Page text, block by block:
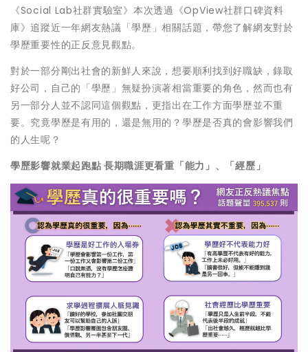
《Social Lab社群實驗室》本次透過《OpView社群口碑資料
庫》追蹤近一年網友熱議「學歷」相關話題，帶您了解網友對於
學歷重要性的正反意見觀點。
對於一部分剛出社會的新鮮人來說，想要順利找到好職缺，錄取
好公司，自己的「學歷」無疑扮演著相當重要的角色，然而也有
另一部分人並不認同這個觀點，更指出在工作方面學歷並不重
要。究竟學歷是有用的，還是無用的？學歷是否真的會影響我們
的人生呢？
學歷影響就業起跑點 長期職涯更看重「能力」、「經歷」